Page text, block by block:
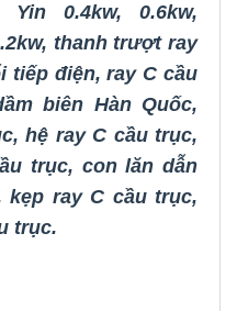
0.4kw, 0.6kw,
, thanh trượt ray
tiếp điện,ray C cầu
biên Hàn Quốc,
,hệ ray C cầu trục,
trục, con lăn dẫn
kẹp ray C cầu trục,
trục.